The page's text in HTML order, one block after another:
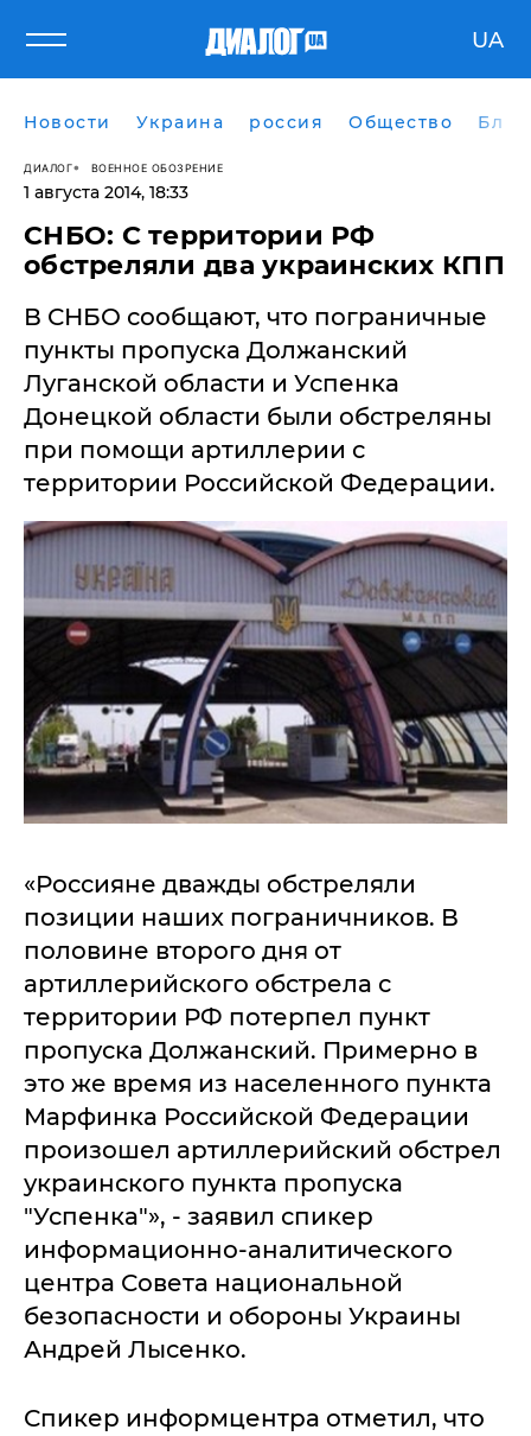
UA
Новости Украина россия Общество
ДИАЛОГ ВОЕННОЕ ОБОЗРЕНИЕ
1 августа 2014, 18:33
СНБО: С территории РФ
обстреляли два украинских КПП
В СНБО сообщают, что пограничные
пункты пропуска Должанский
Луганской области и Успенка
Донецкой области были обстреляны
при помощи артиллерии с
территории Российской Федерации.
«Россияне дважды обстреляли
позиции наших пограничников. В
половине второго дня от
артиллерийского обстрела с
территории РФ потерпел пункт
пропуска Должанский. Примерно в
это же время из населенного пункта
Марфинка Российской Федерации
произошел артиллерийский обстрел
украинского пункта пропуска
"Успенка"», - заявил спикер
информационно-аналитического
центра Совета национальной
безопасности и обороны Украины
Андрей Лысенко.
Спикер информцентра отметил, что